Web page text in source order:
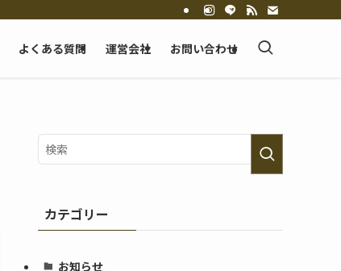
よくある質問 運営会社 お問い合わせ
カテゴリー
お知らせ